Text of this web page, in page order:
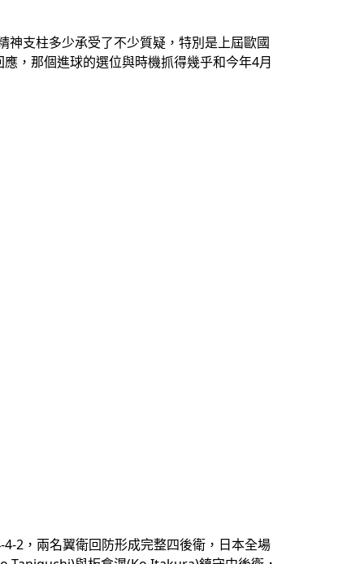
支柱多少承受了不少質疑，特別是上屆歐國
，那個進球的選位與時機抓得幾乎和今年4月
2，兩名翼衛回防形成完整四後衛，日本全場